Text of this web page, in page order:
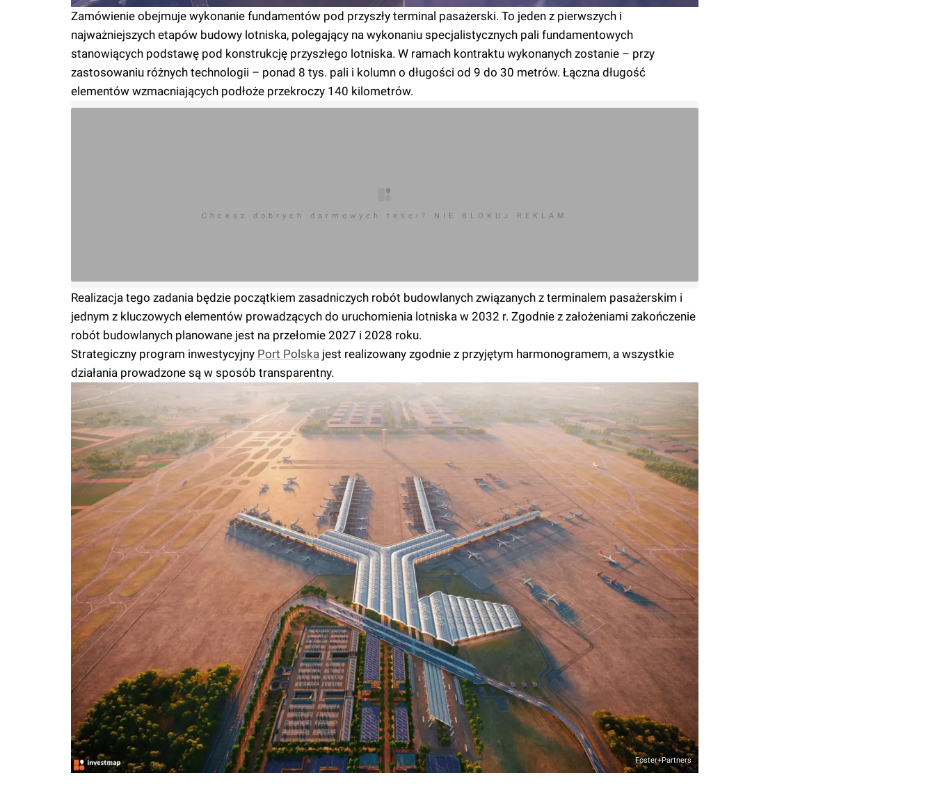
Zamówienie obejmuje wykonanie fundamentów pod przyszły terminal pasażerski. To jeden z pierwszych i
najważniejszych etapów budowy lotniska, polegający na wykonaniu specjalistycznych pali fundamentowych
stanowiących podstawę pod konstrukcję przyszłego lotniska. W ramach kontraktu wykonanych zostanie – przy
zastosowaniu różnych technologii – ponad 8 tys. pali i kolumn o długości od 9 do 30 metrów. Łączna długość
elementów wzmacniających podłoże przekroczy 140 kilometrów.
Chcesz dobrych darmowych teści? NIE BLOKUJ REKLAM
Realizacja tego zadania będzie początkiem zasadniczych robót budowlanych związanych z terminalem pasażerskim i
jednym z kluczowych elementów prowadzących do uruchomienia lotniska w 2032 r. Zgodnie z założeniami zakończenie
robót budowlanych planowane jest na przełomie 2027 i 2028 roku.
Strategiczny program inwestycyjny Port Polska jest realizowany zgodnie z przyjętym harmonogramem, a wszystkie
działania prowadzone są w sposób transparentny.
Foster+Partners